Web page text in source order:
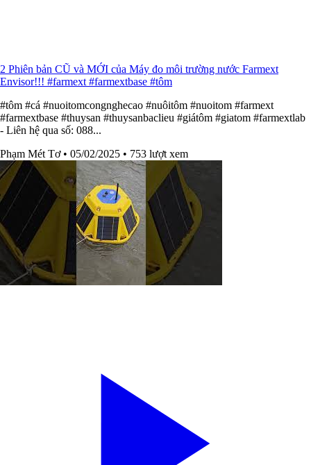
2 Phiên bản CŨ và MỚI của Máy đo môi trường nước Farmext
Envisor!!! #farmext #farmextbase #tôm
#tôm #cá #nuoitomcongnghecao #nuôitôm #nuoitom #farmext
#farmextbase #thuysan #thuysanbaclieu #giátôm #giatom #farmextlab
- Liên hệ qua số: 088...
Phạm Mét Tơ • 05/02/2025 • 753 lượt xem